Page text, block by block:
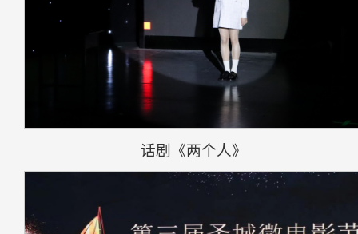
话剧《两个人》